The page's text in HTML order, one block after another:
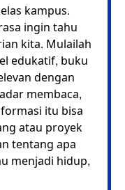
kampus.
ingin tahu
kita. Mulailah
edukatif, buku
dengan
membaca,
itu bisa
atau proyek
tentang apa
menjadi hidup,